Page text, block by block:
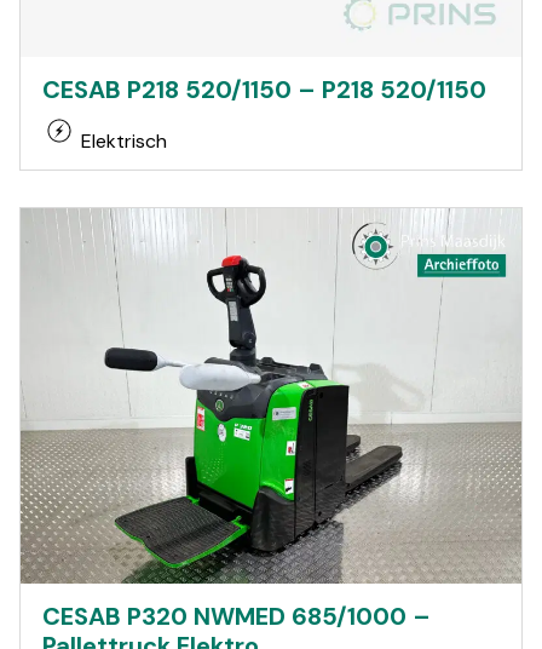
CESAB P218 520/1150 – P218 520/1150
Elektrisch
CESAB P320 NWMED 685/1000 –